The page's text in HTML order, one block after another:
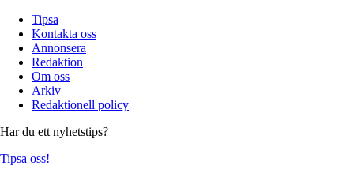
Tipsa
Kontakta oss
Annonsera
Redaktion
Om oss
Arkiv
Redaktionell policy
Har du ett nyhetstips?
Tipsa oss!